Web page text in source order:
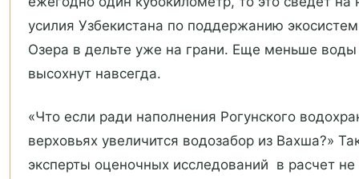
усилия Узбекистана по поддержанию
Озера в дельте уже на грани. Еще меньше
высохнут навсегда.
«Что если ради наполнения Рогунского
верховьях увеличится водозабор из Вахша?»
эксперты оценочных исследований в расчет не